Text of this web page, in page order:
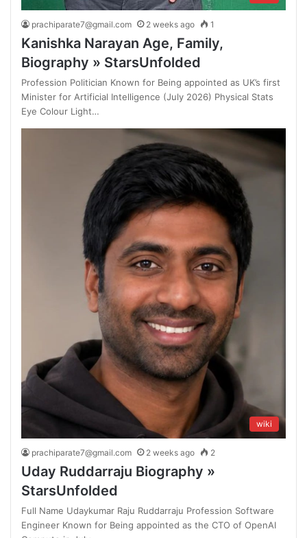
prachiparate7@gmail.com 2 weeks ago 1
Kanishka Narayan Age, Family,
Biography » StarsUnfolded
Profession Politician Known for Being appointed as UK’s first
Minister for Artificial Intelligence (July 2026) Physical Stats
Eye Colour Light…
wiki
prachiparate7@gmail.com 2 weeks ago 2
Uday Ruddarraju Biography »
StarsUnfolded
Full Name Udaykumar Raju Ruddarraju Profession Software
Engineer Known for Being appointed as the CTO of OpenAI